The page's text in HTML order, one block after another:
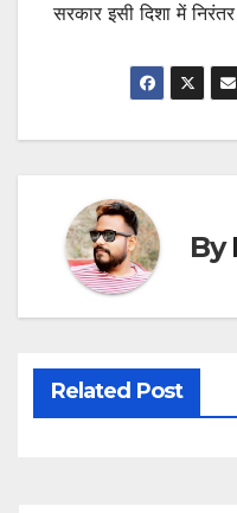
सरकार इसी दिशा में
By
Related Post